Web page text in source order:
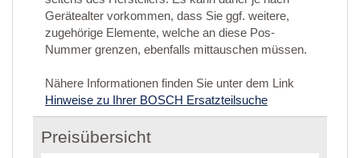
Gerätealter vorkommen, dass Sie ggf. weitere,
zugehörige Elemente, welche an diese Pos-
Nummer grenzen, ebenfalls mittauschen müssen.
Nähere Informationen finden Sie unter dem Link
Hinweise zu Ihrer BOSCH Ersatzteilsuche
Preisübersicht